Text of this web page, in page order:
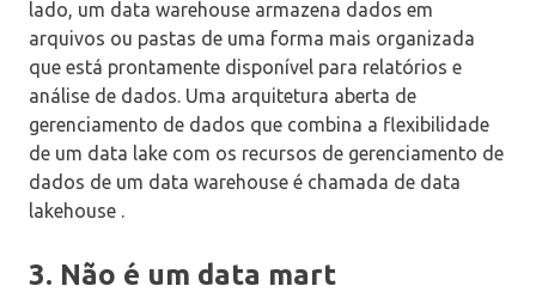
lado, um data warehouse armazena dados em
arquivos ou pastas de uma forma mais organizada
que está prontamente disponível para relatórios e
análise de dados. Uma arquitetura aberta de
gerenciamento de dados que combina a flexibilidade
de um data lake com os recursos de gerenciamento de
dados de um data warehouse é chamada de data
lakehouse .
3. Não é um data mart